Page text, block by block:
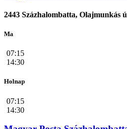
2443 Százhalombatta, Olajmunkás
Ma
07:15
14:30
Holnap
07:15
14:30